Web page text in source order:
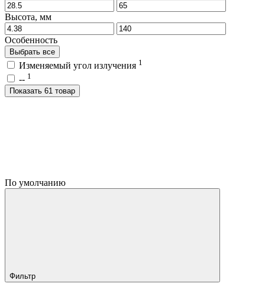
Высота, мм
Особенность
Выбрать все
Изменяемый угол излучения 1
-- 1
Показать 61 товар
По умолчанию
Фильтр